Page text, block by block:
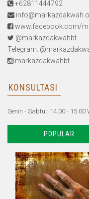
+62811444792
www.facebook.com/
@markazdakwahbt
Telegram:
markazdakwahbt
KONSULTASI
Senin - Sabtu : 14.00 - 15.00
POPULAR